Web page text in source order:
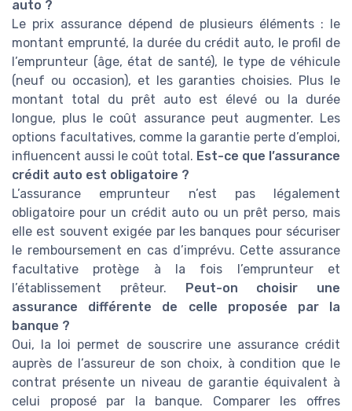
auto ?
Le prix assurance dépend de plusieurs éléments : le
montant emprunté, la durée du crédit auto, le profil de
l’emprunteur (âge, état de santé), le type de véhicule
(neuf ou occasion), et les garanties choisies. Plus le
montant total du prêt auto est élevé ou la durée
longue, plus le coût assurance peut augmenter. Les
options facultatives, comme la garantie perte d’emploi,
influencent aussi le coût total. Est-ce que l’assurance
crédit auto est obligatoire ?
L’assurance emprunteur n’est pas légalement
obligatoire pour un crédit auto ou un prêt perso, mais
elle est souvent exigée par les banques pour sécuriser
le remboursement en cas d’imprévu. Cette assurance
facultative protège à la fois l’emprunteur et
l’établissement prêteur.
Peut-on choisir une
assurance différente de celle proposée par la
banque ?
Oui, la loi permet de souscrire une assurance crédit
auprès de l’assureur de son choix, à condition que le
contrat présente un niveau de garantie équivalent à
celui proposé par la banque. Comparer les offres